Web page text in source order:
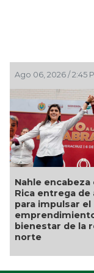
2026 / 2:08 PM
directo define
de obras y
en Xalapa a
del Día del Pueblo